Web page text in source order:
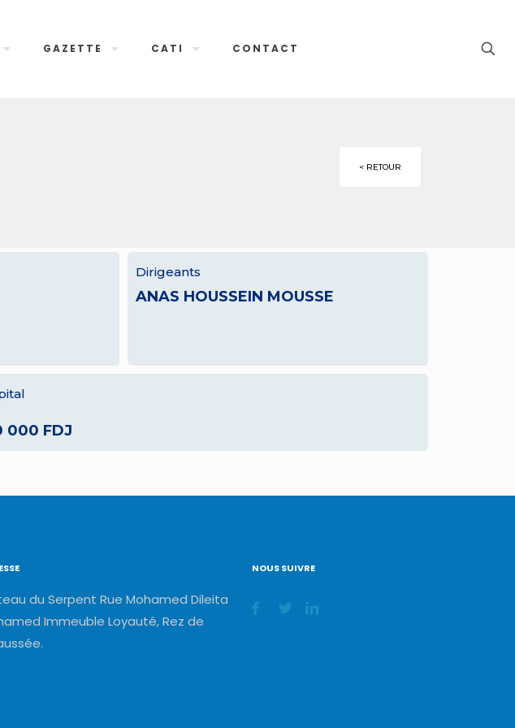
GAZETTE CATI CONTACT
< RETOUR
Dirigeants
ANAS HOUSSEIN MOUSSE
000 FDJ
du Serpent Rue Mohamed Dileita
Immeuble Loyauté, Rez de
NOUS SUIVRE